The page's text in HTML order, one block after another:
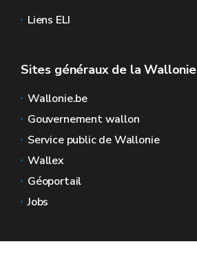
Liens ELI
Sites généraux de la Wallonie
Wallonie.be
Gouvernement wallon
Service public de Wallonie
Wallex
Géoportail
Jobs